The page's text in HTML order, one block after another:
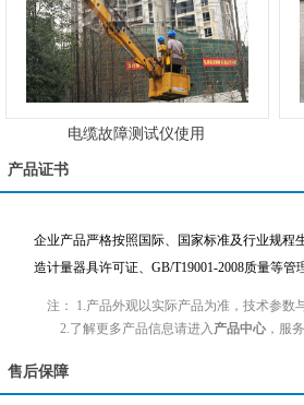
电缆故障测试仪使用
产品证书
企业产品严格按照国际、国家标准及行业规程
造计量器具许可证、GB/T19001-2008质量等管
注： 1.产品外观以实际产品为准，技术参数
2.了解更多产品信息请进入 产品中心 ，服
售后保障